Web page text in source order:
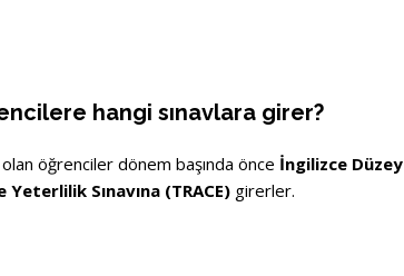
hangi sınavlara girer?
öğrenciler dönem başında önce İngilizce Düzey
Yeterlilik Sınavına (TRACE) girerler.